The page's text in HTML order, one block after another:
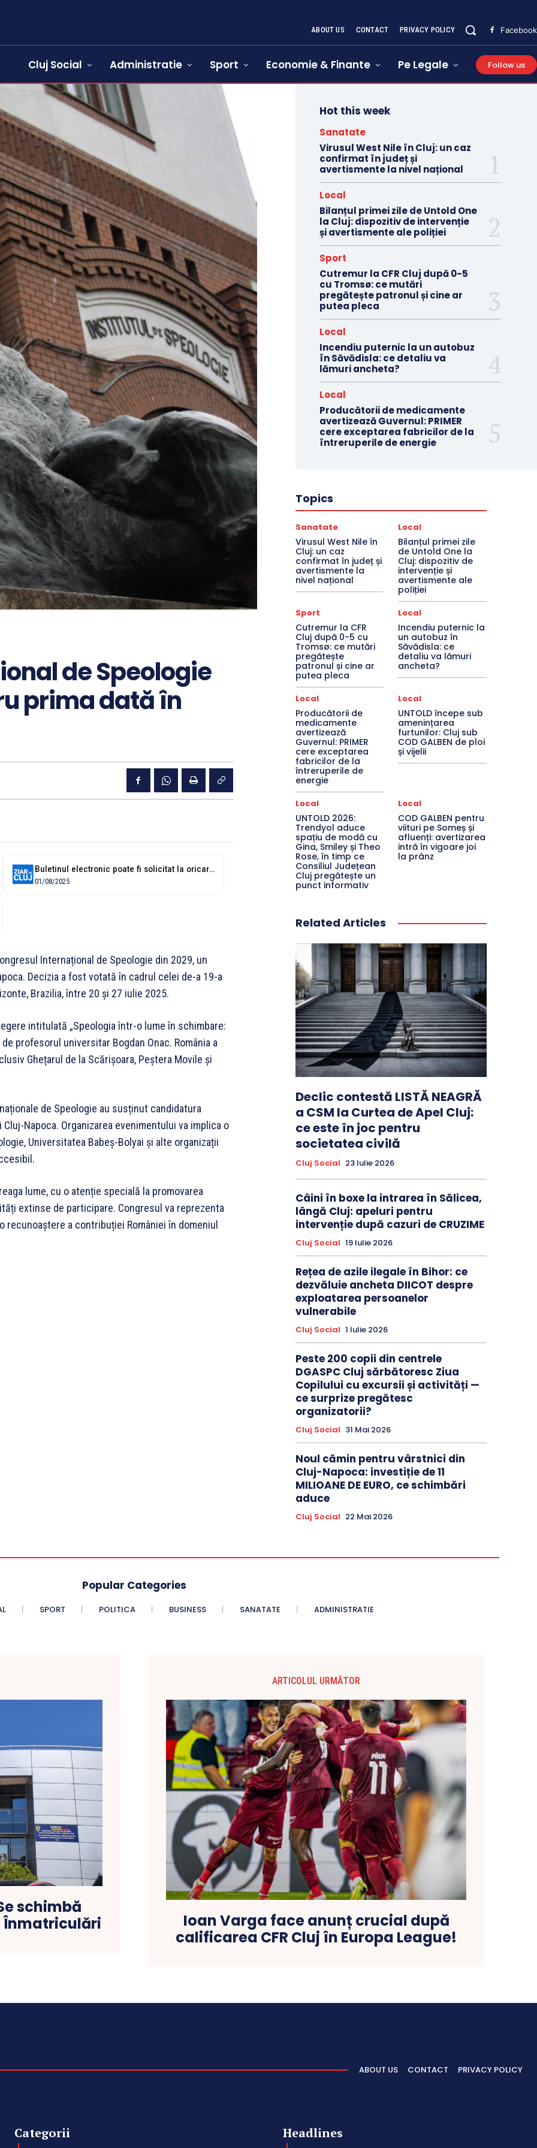
ABOUT US CONTACT PRIVACY POLICY Facebook
Cluj Social Administratie Sport Economie & Finante Pe Legale Follow us
de Speologie
prima dată în
Buletinul electronic poate fi solicitat la oricare serviciu public de evidență a...
01/08/2025
Internațional de Speologie din 2029, un
Decizia a fost votată în cadrul celei de-a 19-a
Brazilia, între 20 și 27 iulie 2025.
intitulată „Speologia într-o lume în schimbare:
profesorul universitar Bogdan Onac. România a
Ghețarul de la Scărișoara, Peștera Movile și
de Speologie au susținut candidatura
Napoca. Organizarea evenimentului va implica o
Universitatea Babeș-Bolyai și alte organizații
lume, cu o atenție specială la promovarea
extinse de participare. Congresul va reprezenta
a contribuției României în domeniul
Hot this week
Sanatate
Virusul West Nile în Cluj: un caz
confirmat în județ și
avertismente la nivel național
Local
Bilanțul primei zile de Untold One
la Cluj: dispozitiv de intervenție
și avertismente ale poliției
Sport
Cutremur la CFR Cluj după 0-5
cu Tromsø: ce mutări
pregătește patronul și cine ar
putea pleca
Local
Incendiu puternic la un autobuz
în Săvădisla: ce detaliu va
lămuri ancheta?
Local
Producătorii de medicamente
avertizează Guvernul: PRIMER
cere exceptarea fabricilor de la
întreruperile de energie
Topics
Sanatate
Virusul West Nile în
Cluj: un caz
confirmat în județ și
avertismente la
nivel național
Local
Bilanțul primei zile
de Untold One la
Cluj: dispozitiv de
intervenție și
avertismente ale
poliției
Sport
Cutremur la CFR
Cluj după 0-5 cu
Tromsø: ce mutări
pregătește
patronul și cine ar
putea pleca
Local
Incendiu puternic la
un autobuz în
Săvădisla: ce
detaliu va lămuri
ancheta?
Local
Producătorii de
medicamente
avertizează
Guvernul: PRIMER
cere exceptarea
fabricilor de la
întreruperile de
energie
Local
UNTOLD începe sub
amenințarea
furtunilor: Cluj sub
COD GALBEN de ploi
și vijelii
Local
UNTOLD 2026:
Trendyol aduce
spațiu de modă cu
Gina, Smiley și Theo
Rose, în timp ce
Consiliul Județean
Cluj pregătește un
punct informativ
Local
COD GALBEN pentru
viituri pe Someș și
afluenți: avertizarea
intră în vigoare joi
la prânz
Related Articles
Declic contestă LISTĂ NEAGRĂ
a CSM la Curtea de Apel Cluj:
ce este în joc pentru
societatea civilă
Cluj Social 23 Iulie 2026
Câini în boxe la intrarea în Sălicea,
lângă Cluj: apeluri pentru
intervenție după cazuri de CRUZIME
Cluj Social 19 Iulie 2026
Rețea de azile ilegale în Bihor: ce
dezvăluie ancheta DIICOT despre
exploatarea persoanelor
vulnerabile
Cluj Social 1 Iulie 2026
Peste 200 copii din centrele
DGASPC Cluj sărbătoresc Ziua
Copilului cu excursii și activități —
ce surprize pregătesc
organizatorii?
Cluj Social 31 Mai 2026
Noul cămin pentru vârstnici din
Cluj-Napoca: investiție de 11
MILIOANE DE EURO, ce schimbări
aduce
Cluj Social 22 Mai 2026
Popular Categories
SPORT POLITICA BUSINESS SANATATE ADMINISTRATIE
schimbă
Înmatriculări
ARTICOLUL URMĂTOR
Ioan Varga face anunț crucial după
calificarea CFR Cluj în Europa League!
ABOUT US CONTACT PRIVACY POLICY
Categorii Headlines